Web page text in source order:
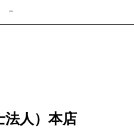
－
法人）本店